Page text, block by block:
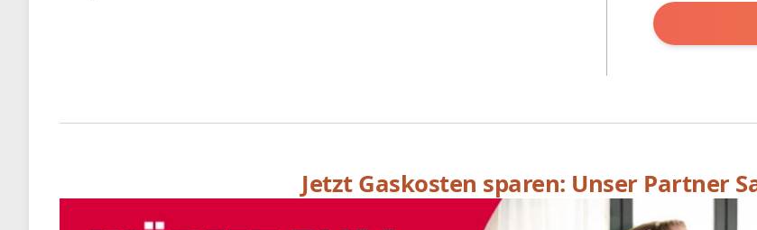
Jetzt Gaskosten sparen: Unser Partner